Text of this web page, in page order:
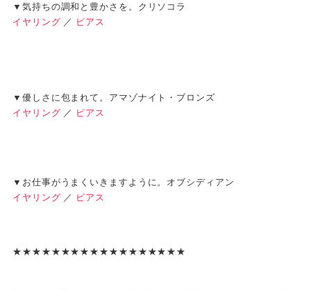
▼気持ちの調和と豊かさを。クリソコラ
イヤリング ／ ピアス
▼優しさに包まれて。アマゾナイト・ブロンズ
イヤリング ／ ピアス
▼お仕事がうまくいきますように。オブシディアン
イヤリング ／ ピアス
★★★★★★★★★★★★★★★★★★